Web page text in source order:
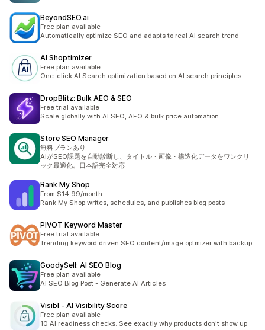
BeyondSEO.ai
Free plan available
Automatically optimize SEO and adapts to real AI search trend
AI Shoptimizer
Free plan available
One-click AI Search optimization based on AI search principles
DropBlitz: Bulk AEO & SEO
Free trial available
Scale globally with AI SEO, AEO & bulk price automation.
Store SEO Manager
無料プランあり
AIがSEO課題を自動診断し、タイトル・画像・構造化データをワンクリ
ック最適化。日本語完全対応
Rank My Shop
From $14.99/month
Rank My Shop writes, schedules, and publishes blog posts
PIVOT Keyword Master
Free trial available
Trending keyword driven SEO content/image optmizer with backup
GoodySell: AI SEO Blog
Free plan available
AI SEO Blog Post - Generate AI Articles
Visibl ‑ AI Visibility Score
Free plan available
10 AI readiness checks. See exactly why products don't show up